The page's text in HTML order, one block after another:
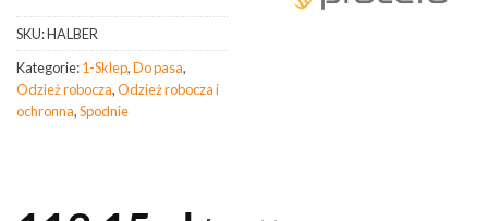
SKU:HALBER
Kategorie:1-Sklep,Do pasa,
Odzież robocza,Odzież robocza i
ochronna,Spodnie